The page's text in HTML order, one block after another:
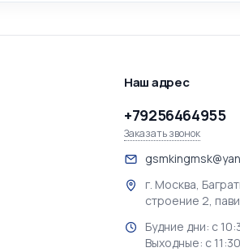
Наш адрес
+79256464955
Заказать звонок
г. Москва,
строение 2,
Будние дни: с
Выходные: с